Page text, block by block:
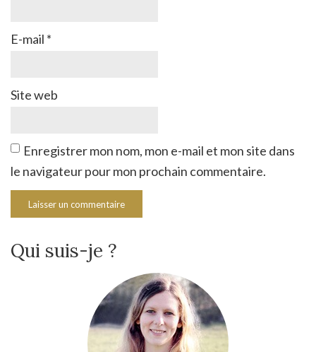
E-mail *
Site web
Enregistrer mon nom, mon e-mail et mon site dans
le navigateur pour mon prochain commentaire.
Qui suis-je ?